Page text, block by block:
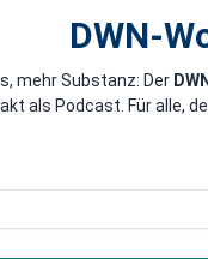
ohne
DWN-
mehr Substanz: Der
als Podcast. Für alle,